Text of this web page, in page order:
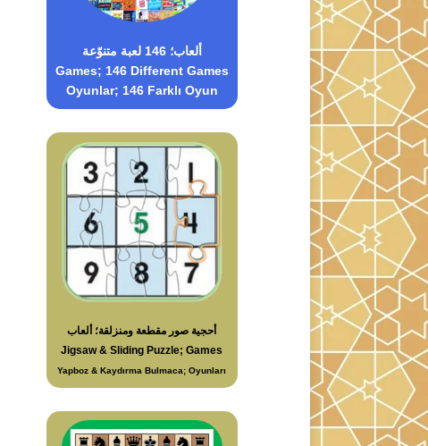
ألعاب؛ 146 لعبة متنوّعة
Games; 146 Different Games
Oyunlar; 146 Farklı Oyun
أحجية صور مقطعة ومنزلقة؛ ألعاب
Jigsaw & Sliding Puzzle; Games
Yapboz & Kaydırma Bulmaca; Oyunları